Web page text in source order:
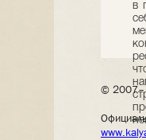
в
© 2007–